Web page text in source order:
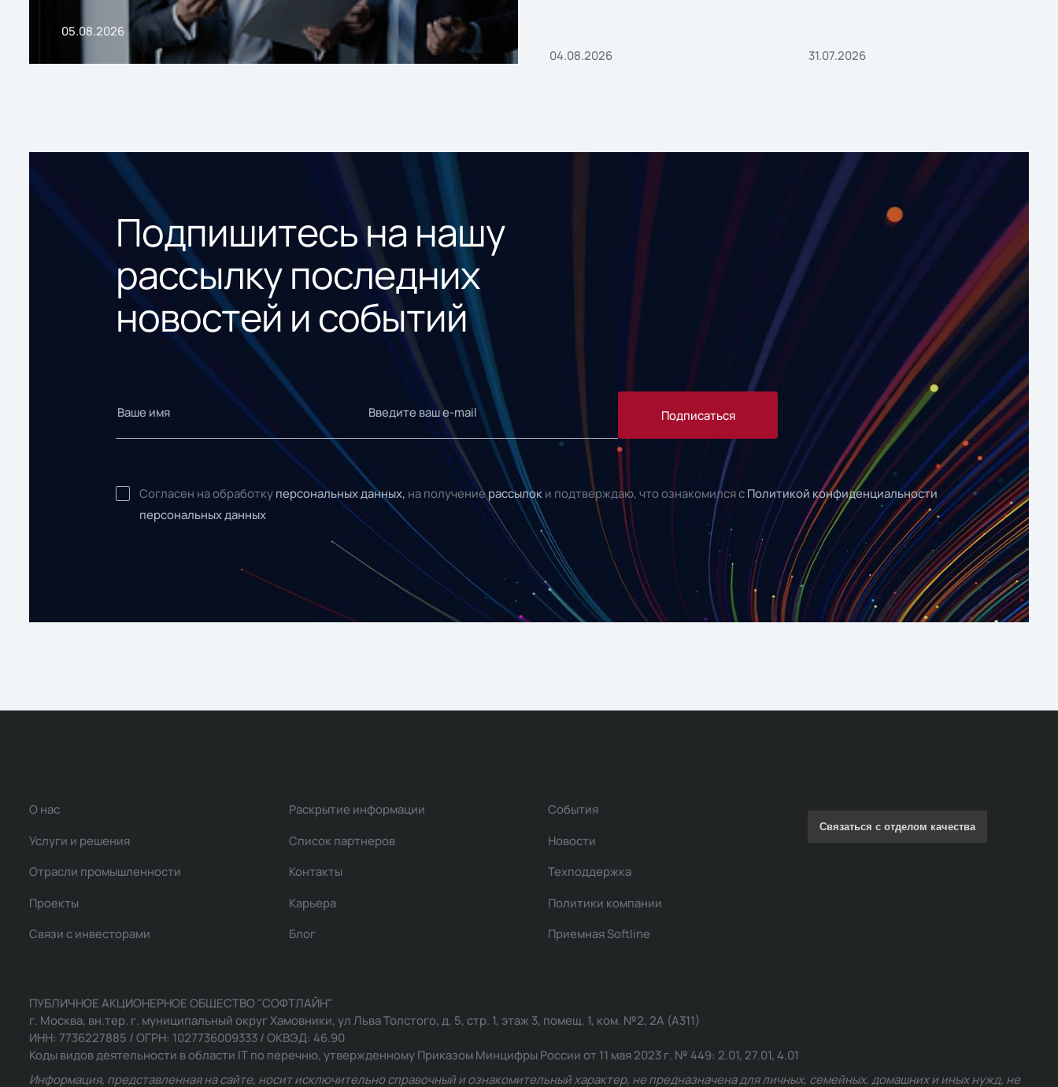
05.08.2026
04.08.2026 31.07.2026
Подпишитесь на нашу
рассылку последних
новостей и событий
Подписаться
Согласен на обработку персональных данных, на получениерассылок и подтверждаю, что ознакомился с Политикой конфиденциальности
персональных данных
О нас
Услуги и решения
Отрасли промышленности
Проекты
Связи с инвесторами
Раскрытие информации
Список партнеров
Контакты
Карьера
Блог
События
Новости
Техподдержка
Политики компании
Приемная Softline
Связаться с отделом качества
ПУБЛИЧНОЕ АКЦИОНЕРНОЕ ОБЩЕСТВО "СОФТЛАЙН"
г. Москва, вн.тер. г. муниципальный округ Хамовники, ул Льва Толстого, д. 5, стр. 1, этаж 3, помещ. 1, ком. №2, 2А (А311)
ИНН: 7736227885 / ОГРН: 1027736009333 / ОКВЭД: 46.90
Коды видов деятельности в области IT по перечню, утвержденному Приказом Минцифры России от 11 мая 2023 г. № 449: 2.01, 27.01, 4.01
Информация, представленная на сайте, носит исключительно справочный и ознакомительный характер, не предназначена для личных, семейных, домашних и иных нужд, не